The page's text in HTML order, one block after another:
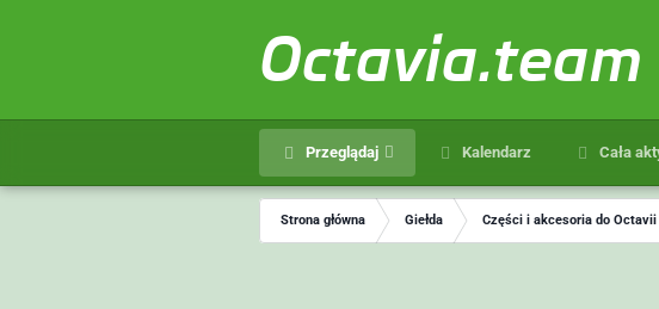
Octavia.team
Przeglądaj Kalendarz Cała
Strona główna Giełda Części i akcesoria do Octavii